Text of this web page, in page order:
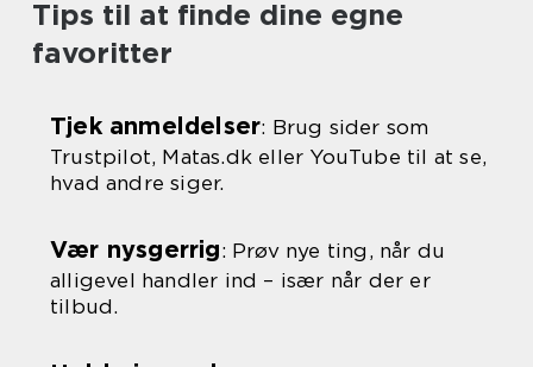
Tips til at finde dine egne
favoritter
Tjek anmeldelser: Brug sider som
Trustpilot, Matas.dk eller YouTube til at se,
hvad andre siger.
Vær nysgerrig: Prøv nye ting, når du
alligevel handler ind – især når der er
tilbud.